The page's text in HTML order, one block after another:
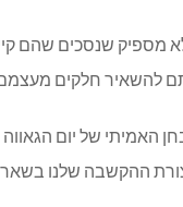
מספיק שנסכים שהם
להשאיר חלקים
האמיתי של יום
ההקשבה שלנו בשאר